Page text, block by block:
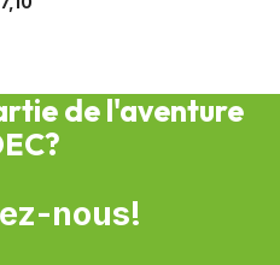
de l'aventure
nous!